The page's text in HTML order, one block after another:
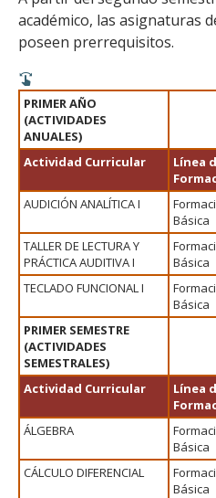
académico, las asignaturas
poseen prerrequisitos.
PRIMER AÑO
(ACTIVIDADES
ANUALES)
Actividad Curricular
Línea
AUDICIÓN ANALÍTICA I
Básica
TALLER DE LECTURA Y
PRÁCTICA AUDITIVA I
Básica
TECLADO FUNCIONAL I
Básica
PRIMER SEMESTRE
(ACTIVIDADES
SEMESTRALES)
Actividad Curricular
Línea
ÁLGEBRA
Básica
CÁLCULO DIFERENCIAL
Básica